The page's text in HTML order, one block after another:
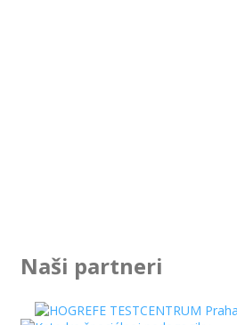
Naši partneri